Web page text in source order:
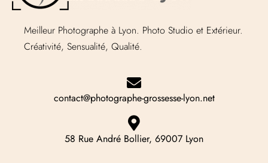
Meilleur Photographe à Lyon. Photo Studio et Extérieur.
Créativité, Sensualité, Qualité.
contact@photographe-grossesse-lyon.net
58 Rue André Bollier, 69007 Lyon